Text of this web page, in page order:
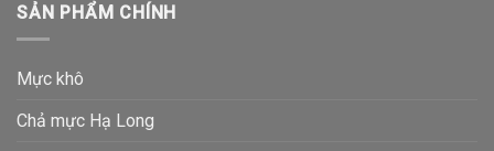
SẢN PHẨM CHÍNH
Mực khô
Chả mực Hạ Long